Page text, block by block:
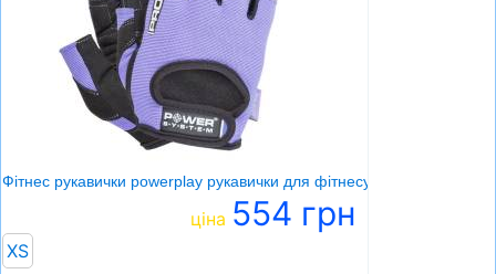
Фітнес рукавички powerplay рукавички для фітнесу
ціна 554 грн
XS